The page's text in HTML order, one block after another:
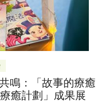
鳴：「故事的療癒
癒計劃」成果展